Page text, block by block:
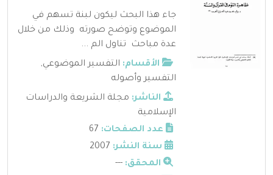
جاء هذا البحث ليكون لبنة تسهم في
الموضوع وتوضح صورته وذلك من خلال
عدة مباحث تناول الم ...
الأقسام: التفسير الموضوعي,
التفسير وأصوله
الناشر: مجلة الشريعة والدراسات
الإسلامية
عدد الصفحات:
سنة النشر:
المحقق: ---